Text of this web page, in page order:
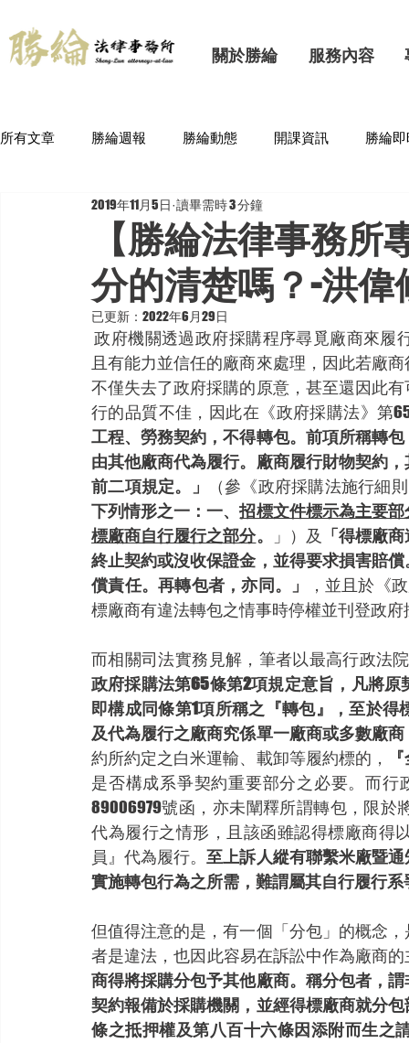
關於勝綸 服務內容
所有文章 勝綸週報 勝綸動態 開課資訊 勝綸
【勝綸法律事務
分的清楚嗎？-洪偉
2019年11月5日 讀畢需時 3 分鐘
已更新： 2022年6月29日
政府機關透過政府採購程序尋覓廠商來履行公共任務，就是希望能透過這個程序來找尋適格
且有能力並信任的廠商來處理，因此若廠
不僅失去了政府採購的原意，甚至還因此
行的品質不佳，因此在《政府採購法》第
工程、勞務契約，不得轉包。前項所稱轉
由其他廠商代為履行。廠商履行財物契約
前二項規定。」
（參《政府採購法施行細
下列情形之一：一、招標文件標示為主要部
標廠商自行履行之部分。 」）及 「得標廠
終止契約或沒收保證金，並得要求損害賠
償責任。再轉包者，亦同。」
，並且於《
標廠商有違法轉包之情事時停權並刊登政
而相關司法實務見解，筆者以最高行政法
政府採購法第65條第2項規定意旨，凡將
即構成同條第1項所稱之『轉包』，至於
及代為履行之廠商究係單一廠商或多數廠
約所約定之白米運輸、載卸等履約標的，
是否構成系爭契約重要部分之必要。而
89006979號函，亦未闡釋所謂轉包，限
代為履行之情形，且該函雖認得標廠商得
員』代為履行。至上訴人縱有聯繫米廠暨
實施轉包行為之所需，難謂屬其自行履行
但值得注意的是，有一個「分包」的概念
者是違法，也因此容易在訴訟中作為廠商
商得將採購分包予其他廠商。稱分包者，
契約報備於採購機關，並經得標廠商就分
條之抵押權及第八百十六條因添附而生之